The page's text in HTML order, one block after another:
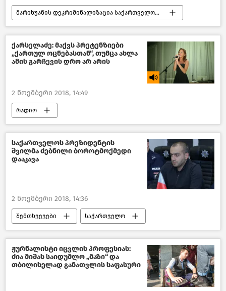
მარიხუანის დეკრიმინალიზაცია საქართველოში 2020
პოლიტიკა საქართველო
საქართველოს პრეზიდენტის არჩევნები
ქარსელაძე: მაქვს პრეტენზიები
„ქართულ ოცნებასთან“, თუმცა ახლა
ამის გარჩევის დრო არ არის
2 ნოემბერი 2018, 14:49
რადიო
საქართველოს პრეზიდენტის
შვილმა ძებნილი ბოროტმოქმედი
დააკავა
2 ნოემბერი 2018, 14:36
შემთხვევები საქართველო
მსოფლიოს ახალი ამბები
ჟურნალისტი იცვლის პროფესიას:
ძია მიშას საიდუმლო „მაზი“ და
თბილისელად განათვლის საფასური